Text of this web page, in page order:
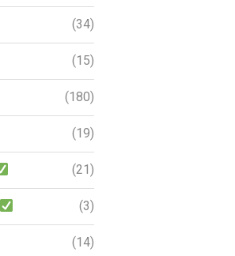
(34)
(15)
(180)
(19)
(21)
(3)
(14)